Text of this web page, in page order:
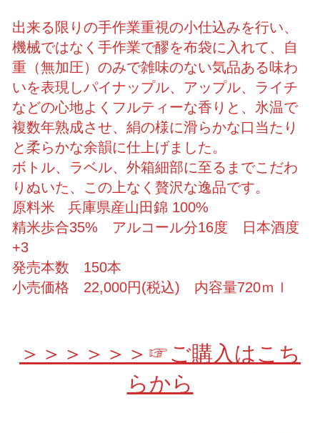
出来る限りの手作業重視の小仕込みを行い、
機械ではなく手作業で醪を布袋に入れて、自
重（無加圧）のみで雑味のない気品ある味わ
いを表現しパイナップル、アップル、ライチ
などの心地よくフルティーな香りと、氷温で
複数年熟成させ、絹の様に滑らかな口当たり
と柔らかな余韻に仕上げました。
ボトル、ラベル、外箱細部に至るまでこだわ
りぬいた、この上なく贅沢な逸品です。
原料米 兵庫県産山田錦 100%
精米歩合35% アルコール分16度 日本酒度
+3
発売本数 150本
小売価格 22,000円(税込) 内容量720ｍｌ
＞＞＞＞＞＞☞ご購入はこち
らから